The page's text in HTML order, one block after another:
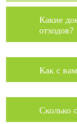
Какие
отходов?
Как с
Сколько